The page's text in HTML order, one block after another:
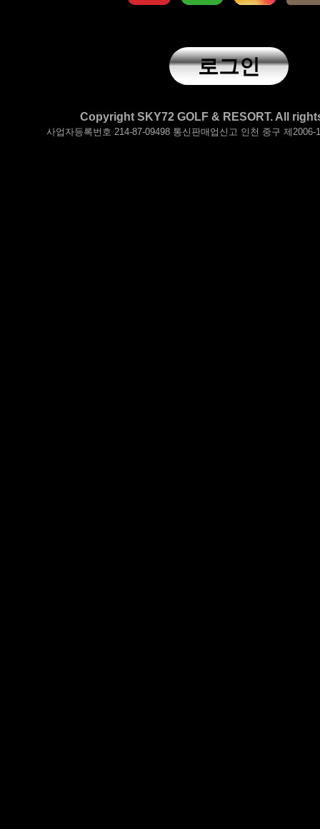
로그인
Copyright SKY72 GOLF & RESORT. All
사업자등록번호 214-87-09498 통신판매업신고 인천 중구 제2006-